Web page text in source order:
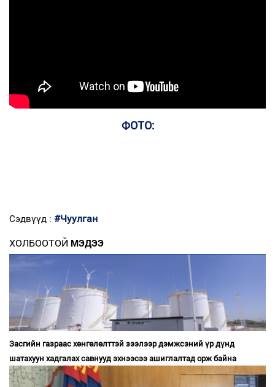
ФОТО:
Сэдвүүд : #Чуулган
ХОЛБООТОЙ МЭДЭЭ
Засгийн газраас хөнгөлөлттэй зээлээр дэмжсэний үр дүнд
шатахуун хадгалах савнууд эхнээсээ ашиглалтад орж байна